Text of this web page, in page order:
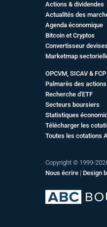
Actions & dividendes
Actualités des
Agenda économique
Bitcoin et Cryptos
Convertisseur devises
Marketmap
OPCVM, SICAV & FCP
Palmarès des actions
Recherche d'ETF
Secteurs boursiers
Statistiques
Télécharger les
Toutes les cotations
Copyright © 1999-
Nous écrire | Design